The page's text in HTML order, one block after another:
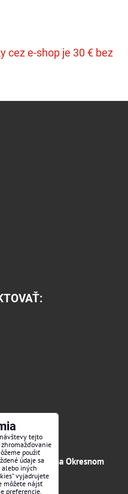
cez e-shop je 30 € bez
vedenom na Okresnom
s.r.o.
tejto
použiť
údaje sa
alebo iných
vyjadrujete
môžete nájsť
preferencie.